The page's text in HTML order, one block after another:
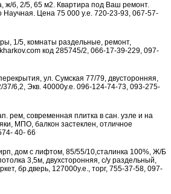
ж/б, 2/5, 65 м2. Квартира под Ваш ремонт.
Цена 75 000 у.е. 720-23-93, 067-57-
1/5, комнаты раздельные, ремонт,
код 285745/2, 066-17-39-229, 097-
ул. Сумская 77/79, двусторонняя,
6,2, Экв. 40000у.е. 096-124-74-73, 093-275-
рем, современная плитка в сан. узле и на
МПО, балкон застеклен, отличное
40- 66
дом с лифтом, 85/55/10,сталинка 100%, Ж/Б
3,5м, двухсторонняя, с/у раздельный,
бр.дверь, 127000у.е., торг, 755-37-58, 097-